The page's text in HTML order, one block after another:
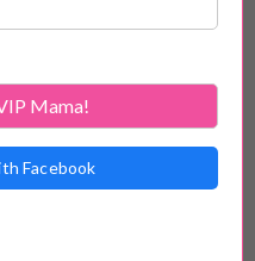
Mama!
Facebook